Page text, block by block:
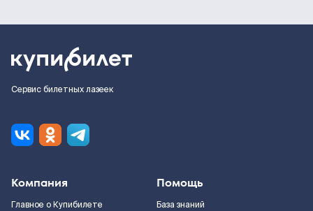
Сервис билетных лазеек
Компания
Главное о Купибилете
Помощь
База знаний